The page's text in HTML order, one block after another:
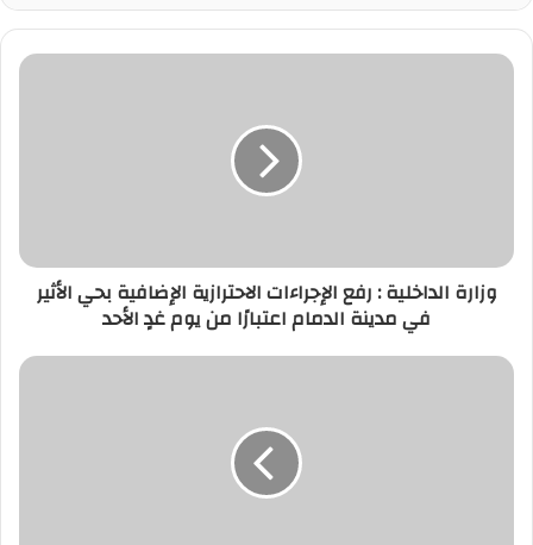
وزارة الداخلية : رفع الإجراءات الاحترازية الإضافية بحي الأثير
في مدينة الدمام اعتبارًا من يوم غدٍ الأحد